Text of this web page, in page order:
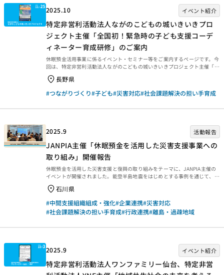
2025.10 イベント紹介
特定非営利活動法人ながのこどもの城いきいきプロ
ジェクト主催「全国初！緊急時の子ども支援コーデ
ィネーター育成研修」のご案内
休眠預金活用事業に係るイベント・セミナー等をご案内するページです。今
回は、特定非営利活動法人ながのこどもの城いきいきプロジェクト主催「全
国初！緊急時の子ども支援コーディネーター育成研修」を紹介します。
2023年度災害支援事業「緊急時の子ども支援に取り組む地域への災害ケー
スマネジメントのノウハウ移転事業」全国初！緊急時の子ども支援コーディ
ネーター育成研修 長野市緊急時における子ども支援ネットワークの取り組
県内外につなげる活動を行っています。今回、全国災害ボランティア支援団
長野県
#つながりづくり#子ども#災害対応#社会課題解決の担い手育成
2025.9 活動報告
JANPIA主催「休眠預金を活用した災害支援事業への
取り組み」開催報告
休眠預金を活用した災害支援と復興の取り組みをテーマに、JANPIA主催の
イベントが開催されました。能登半島地震をはじめとする事例を通じて、資
金分配団体や実行団体の現場報告が行われ、さらに復興に向けた制度の可能
性について多様な立場から議論が交わされました。迅速な初動支援から地域
らしさの保持、人材育成や外部連携まで、休眠預金が果たす役割と今後の展
望を確認する場となりました。 01．開会挨拶 主催者である一般財団法人日
本民間公益活動連携機構（JANPIA）より、参加者への歓迎の言葉が述べら
有する場であることが強調されました。 02．...
石川県
#中間支援組織組成・強化#企業連携#災害対応
#社会課題解決の担い手育成#行政連携#離島・過疎地域
2025.9 イベント紹介
特定非営利活動法人ワンファミリー仙台、特定非営